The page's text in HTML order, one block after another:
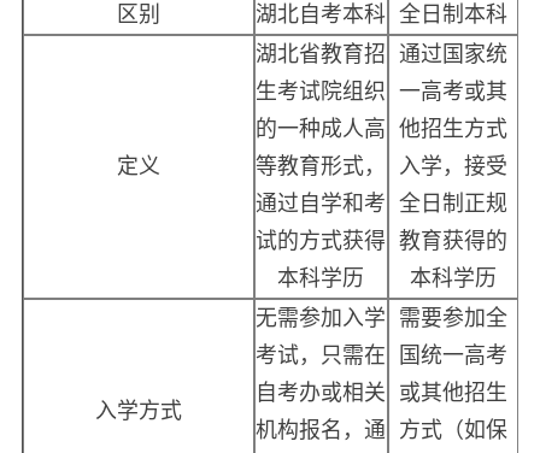
区别 湖北自考本科 全日制本科
定义
湖北省教育招
生考试院组织
的一种成人高
等教育形式，
通过自学和考
试的方式获得
本科学历
通过国家统
一高考或其
他招生方式
入学，接受
全日制正规
教育获得的
本科学历
入学方式
无需参加入学
考试，只需在
自考办或相关
机构报名，通
需要参加全
国统一高考
或其他招生
方式（如保